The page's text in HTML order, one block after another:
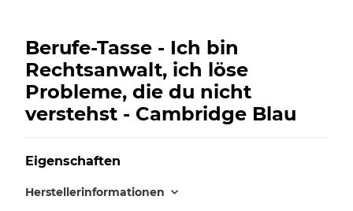
Berufe-Tasse - Ich bin
Rechtsanwalt, ich löse
Probleme, die du nicht
verstehst - Cambridge Blau
Eigenschaften
Herstellerinformationen